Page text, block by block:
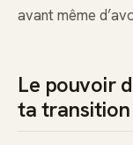
avant même
Le pouvoir
ta transition